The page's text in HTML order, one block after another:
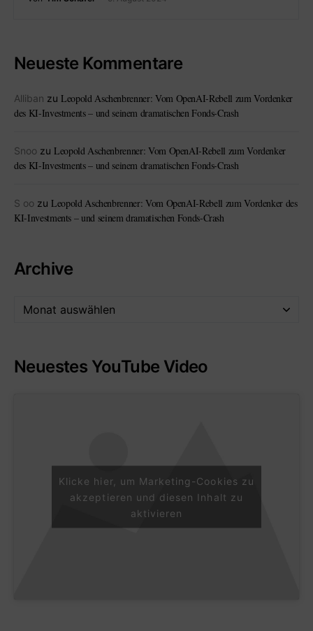
Neueste Kommentare
Alliban zu Leopold Aschenbrenner: Vom OpenAI-Rebell zum Vordenker
des KI-Investments – und seinem dramatischen Fonds-Crash
Snoo zu Leopold Aschenbrenner: Vom OpenAI-Rebell zum Vordenker
des KI-Investments – und seinem dramatischen Fonds-Crash
S oo zu Leopold Aschenbrenner: Vom OpenAI-Rebell zum Vordenker des
KI-Investments – und seinem dramatischen Fonds-Crash
Archive
Neuestes YouTube Video
Klicke hier, um Marketing-Cookies zu
akzeptieren und diesen Inhalt zu
aktivieren